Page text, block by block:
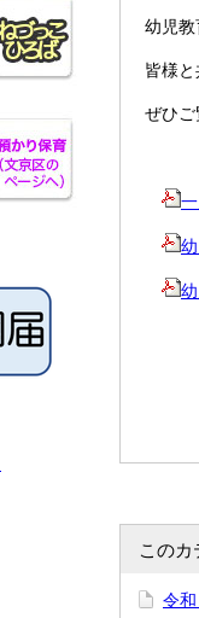
幼児教
皆様
ぜひご
このカ
令